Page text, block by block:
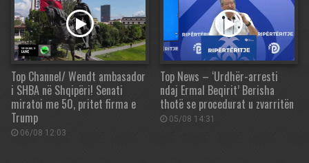
Top Channel/ Wendt ambasador
i SHBA në Shqipëri! Senati
miratoi me 50, pritet firma e
Trump
06/08 12:03
Top News – ‘Urdhër-arresti
ndaj Ermal Beqirit’ Berisha
thotë se procedurat u zvarritën
05/08 14:31